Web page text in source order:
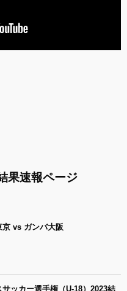
果速報ページ
京 vs ガンバ大阪
ッカー選手権（U-18）2023結